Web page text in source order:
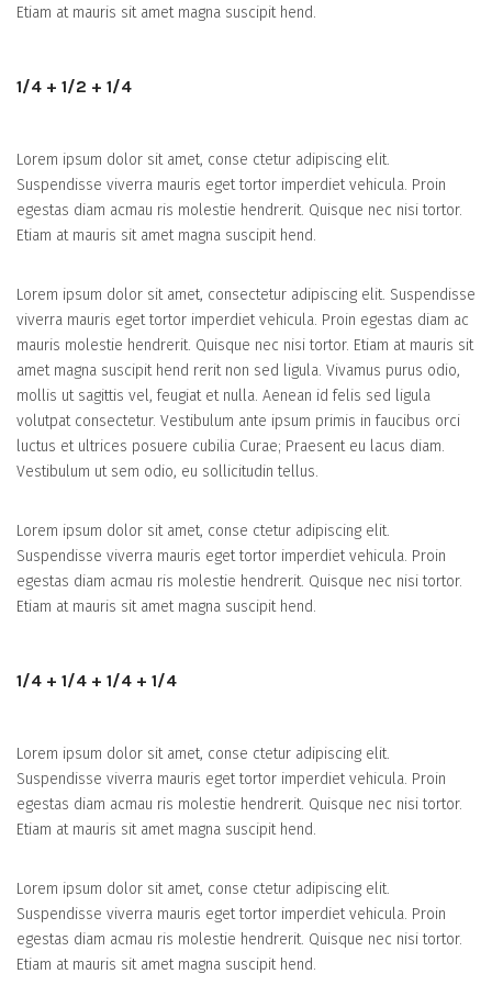
Etiam at mauris sit amet magna suscipit hend.
1/4 + 1/2 + 1/4
Lorem ipsum dolor sit amet, conse ctetur adipiscing elit.
Suspendisse viverra mauris eget tortor imperdiet vehicula. Proin
egestas diam acmau ris molestie hendrerit. Quisque nec nisi tortor.
Etiam at mauris sit amet magna suscipit hend.
Lorem ipsum dolor sit amet, consectetur adipiscing elit. Suspendisse
viverra mauris eget tortor imperdiet vehicula. Proin egestas diam ac
mauris molestie hendrerit. Quisque nec nisi tortor. Etiam at mauris sit
amet magna suscipit hend rerit non sed ligula. Vivamus purus odio,
mollis ut sagittis vel, feugiat et nulla. Aenean id felis sed ligula
volutpat consectetur. Vestibulum ante ipsum primis in faucibus orci
luctus et ultrices posuere cubilia Curae; Praesent eu lacus diam.
Vestibulum ut sem odio, eu sollicitudin tellus.
Lorem ipsum dolor sit amet, conse ctetur adipiscing elit.
Suspendisse viverra mauris eget tortor imperdiet vehicula. Proin
egestas diam acmau ris molestie hendrerit. Quisque nec nisi tortor.
Etiam at mauris sit amet magna suscipit hend.
1/4 + 1/4 + 1/4 + 1/4
Lorem ipsum dolor sit amet, conse ctetur adipiscing elit.
Suspendisse viverra mauris eget tortor imperdiet vehicula. Proin
egestas diam acmau ris molestie hendrerit. Quisque nec nisi tortor.
Etiam at mauris sit amet magna suscipit hend.
Lorem ipsum dolor sit amet, conse ctetur adipiscing elit.
Suspendisse viverra mauris eget tortor imperdiet vehicula. Proin
egestas diam acmau ris molestie hendrerit. Quisque nec nisi tortor.
Etiam at mauris sit amet magna suscipit hend.